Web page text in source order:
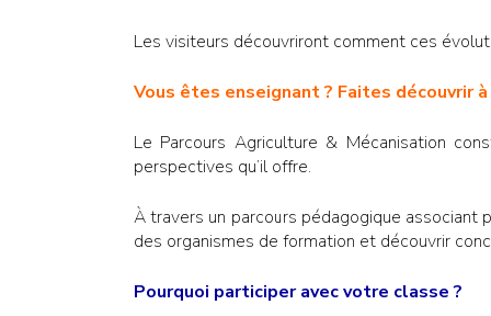
Les visiteurs découvriront comment ces
Vous êtes enseignant ? Faites découvrir
Le Parcours Agriculture & Mécanisation
perspectives qu’il offre.
À travers un parcours pédagogique
des organismes de formation et découvrir
Pourquoi participer avec votre classe ?